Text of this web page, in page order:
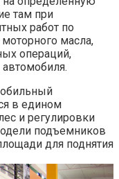
там при
работ по
масла,
операций,
в едином
и регулировки
подъемников
для поднятия